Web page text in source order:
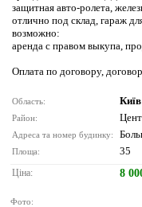
защитная авто-ролета,
отлично под склад, гараж
возможно:
аренда с правом выкупа,
Оплата по договору,
Область: Київ
Район:
Адреса та номер будинку:
Площа: 35
Ціна: 8
Фото: